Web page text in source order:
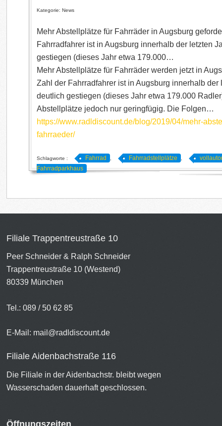
Kategorie: News
Mehr Abstellplätze für Fahrräder in Augsburg
Fahrradfahrer ist in Augsburg innerhalb der letzten
gestiegen (dieses Jahr etwa 179.000…
Mehr Abstellplätze für Fahrräder werden jetzt in
Zahl der Fahrradfahrer ist in Augsburg innerhalb der
deutlich gestiegen (dieses Jahr etwa 179.000
Abstellplätze jedoch nur geringfügig. Die Folgen…
https://www.radldiscount.de/blog/2019/04/mehr-
fahrraeder/
Schlagworte : Fahrrad , Fahrradstellplätze ,
Fahrradparkhaus
Filiale Trappentreustraße 10
Peer Schneider & Ralph Schneider
Trappentreustraße 10 (Westend)
80339 München
Tel.: 089 / 50 62 85
E-Mail: mail@radldiscount.de
Filiale Aidenbachstraße 116
Die Filiale in der Aidenbachstr. bleibt wegen
Wasserschaden dauerhaft geschlossen.
Öffnungszeiten